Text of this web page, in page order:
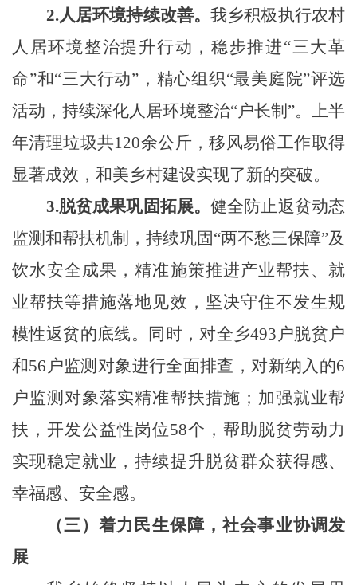
2.人居环境持续改善。我乡积极执行农村
人居环境整治提升行动，稳步推进“三大革
命”和“三大行动”，精心组织“最美庭院”评选
活动，持续深化人居环境整治“户长制”。上半
年清理垃圾共120余公斤，移风易俗工作取得
显著成效，和美乡村建设实现了新的突破。
3.脱贫成果巩固拓展。健全防止返贫动态
监测和帮扶机制，持续巩固“两不愁三保障”及
饮水安全成果，精准施策推进产业帮扶、就
业帮扶等措施落地见效，坚决守住不发生规
模性返贫的底线。
同时， 对全乡493户脱贫户
和56户监测对象进行全面排查， 对新纳入的6
户监测对象落实精准帮扶措施 ；加强就业帮
扶，开发公益性岗位58个，帮助脱贫劳动力
实现稳定就业，持续提升脱贫群众获得感、
幸福感、安全感。
（三）着力民生保障，社会事业协调发
展